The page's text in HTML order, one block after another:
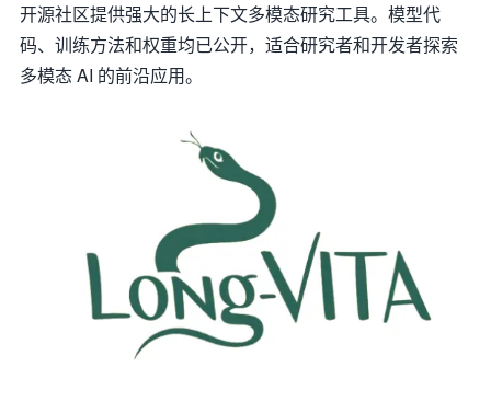
开源社区提供强大的长上下文多模态研究工具。模型代
码、训练方法和权重均已公开，适合研究者和开发者探索
多模态 AI 的前沿应用。